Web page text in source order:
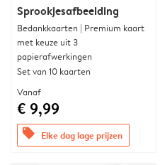
Sprookjesafbeelding
Bedankkaarten | Premium kaart
met keuze uit 3
papierafwerkingen
Set van 10 kaarten
Vanaf
€ 9,99
offers Elke dag lage prijzen